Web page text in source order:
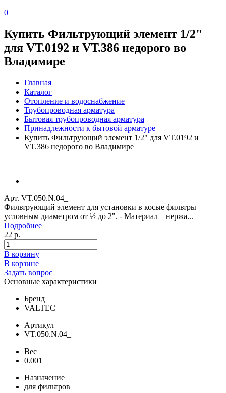
0
Купить Фильтрующий элемент 1/2"
для VT.0192 и VT.386 недорого во
Владимире
Главная
Каталог
Отопление и водоснабжение
Трубопроводная арматура
Бытовая трубопроводная арматура
Принадлежности к бытовой арматуре
Купить Фильтрующий элемент 1/2" для VT.0192 и
VT.386 недорого во Владимире
Арт. VT.050.N.04_
Фильтрующий элемент для установки в косые фильтры
условным диаметром от ½ до 2". - Материал – нержа...
Подробнее
22 р.
В корзину
В корзине
Задать вопрос
Основные характеристики
Бренд
VALTEC
Артикул
VT.050.N.04_
Вес
0.001
Назначение
для фильтров